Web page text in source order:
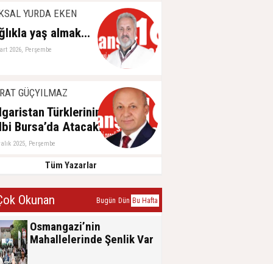
YURDA EKEN
yaş almak...
2026, Perşembe
GÜÇYILMAZ
Türklerinin
Bursa’da Atacak!
2025, Perşembe
Tüm Yazarlar
Okunan Bugün Dün Bu Hafta
Osmangazi’nin
Mahallelerinde Şenlik Var